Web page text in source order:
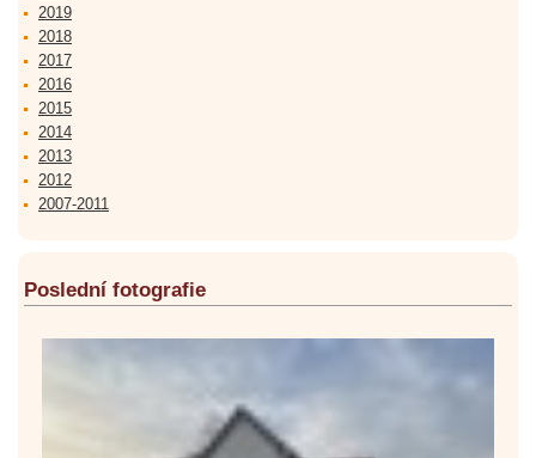
2019
2018
2017
2016
2015
2014
2013
2012
2007-2011
Poslední fotografie